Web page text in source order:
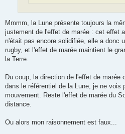
Mmmm, la Lune présente toujours la
justement de l'effet de marée : cet effet
n'était pas encore solidifiée, elle a donc
rugby, et l'effet de marée maintient le
la Terre.
Du coup, la direction de l'effet de marée
dans le référentiel de la Lune, je ne vois
mouvement. Reste l'effet de marée du
distance.
Ou alors mon raisonnement est faux...